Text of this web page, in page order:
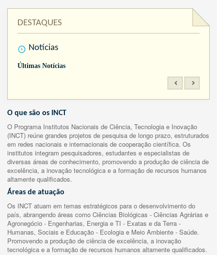
DESTAQUES
Notícias
Últimas Notícias
O que são os INCT
O Programa Institutos Nacionais de Ciência, Tecnologia e Inovação
(INCT) reúne grandes projetos de pesquisa de longo prazo, estruturados
em redes nacionais e internacionais de cooperação científica. Os
institutos integram pesquisadores, estudantes e especialistas de
diversas áreas de conhecimento, promovendo a produção de ciência de
excelência, a inovação tecnológica e a formação de recursos humanos
altamente qualificados.
Áreas de atuação
Os INCT atuam em temas estratégicos para o desenvolvimento do
país, abrangendo áreas como Ciências Biológicas - Ciências Agrárias e
Agronegócio - Engenharias, Energia e TI - Exatas e da Terra -
Humanas, Sociais e Educação - Ecologia e Meio Ambiente - Saúde.
Promovendo a produção de ciência de excelência, a inovação
tecnológica e a formação de recursos humanos altamente qualificados.